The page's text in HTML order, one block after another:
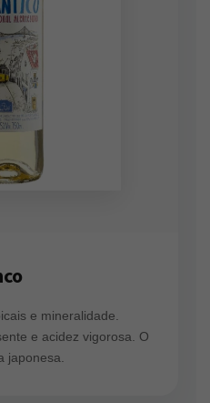
e mineralidade.
e acidez vigorosa. O
japonesa.